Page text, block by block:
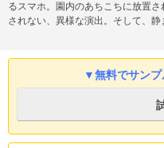
るスマホ。園内のあちこちに放置
されない、異様な演出。そして、
▼無料でサン